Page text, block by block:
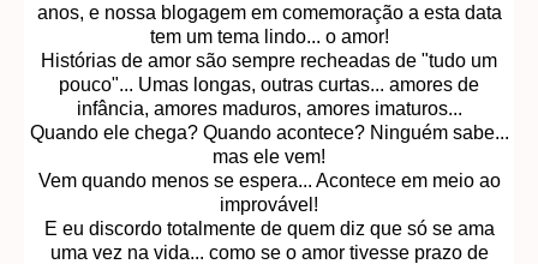
anos, e nossa blogagem em comemoração a esta data
tem um tema lindo... o amor!
Histórias de amor são sempre recheadas de "tudo um
pouco"... Umas longas, outras curtas... amores de
infância, amores maduros, amores imaturos...
Quando ele chega? Quando acontece? Ninguém sabe...
mas ele vem!
Vem quando menos se espera... Acontece em meio ao
improvável!
E eu discordo totalmente de quem diz que só se ama
uma vez na vida... como se o amor tivesse prazo de